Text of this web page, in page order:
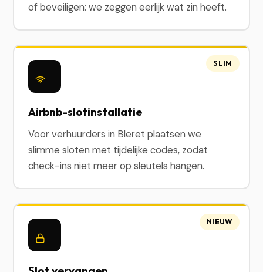
of beveiligen: we zeggen eerlijk wat zin heeft.
Airbnb-slotinstallatie
Voor verhuurders in Bleret plaatsen we
slimme sloten met tijdelijke codes, zodat
check-ins niet meer op sleutels hangen.
SLIM
NIEUW